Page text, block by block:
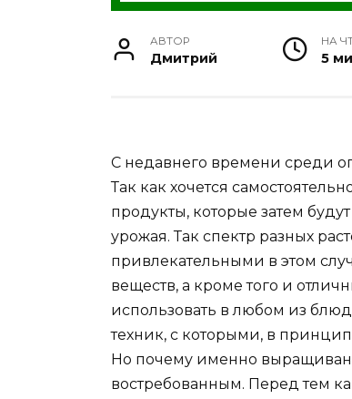
АВТОР
Дмитрий
НА
5
С недавнего времени среди
Так как хочется
продукты, которые затем
урожая. Так спектр разных
привлекательными в этом
веществ, а кроме того и
использовать в любом из
техник, с которыми, в
Но почему именно
востребованным. Перед тем